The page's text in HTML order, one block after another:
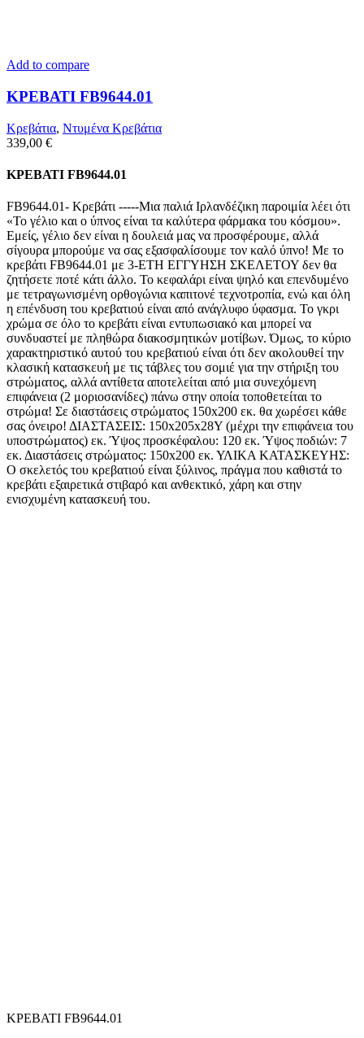
Add to compare
ΚΡΕΒΑΤΙ FB9644.01
Κρεβάτια, Ντυμένα Κρεβάτια
339,00 €
ΚΡΕΒΑΤΙ FB9644.01
FB9644.01- Κρεβάτι -----Μια παλιά Ιρλανδέζικη παροιμία λέει ότι
«Το γέλιο και ο ύπνος είναι τα καλύτερα φάρμακα του κόσμου».
Εμείς, γέλιο δεν είναι η δουλειά μας να προσφέρουμε, αλλά
σίγουρα μπορούμε να σας εξασφαλίσουμε τον καλό ύπνο! Με το
κρεβάτι FB9644.01 με 3-ΕΤΗ ΕΓΓΥΗΣΗ ΣΚΕΛΕΤΟΥ δεν θα
ζητήσετε ποτέ κάτι άλλο. Το κεφαλάρι είναι ψηλό και επενδυμένο
με τετραγωνισμένη ορθογώνια καπιτονέ τεχνοτροπία, ενώ και όλη
η επένδυση του κρεβατιού είναι από ανάγλυφο ύφασμα. Το γκρι
χρώμα σε όλο το κρεβάτι είναι εντυπωσιακό και μπορεί να
συνδυαστεί με πληθώρα διακοσμητικών μοτίβων. Όμως, το κύριο
χαρακτηριστικό αυτού του κρεβατιού είναι ότι δεν ακολουθεί την
κλασική κατασκευή με τις τάβλες του σομιέ για την στήριξη του
στρώματος, αλλά αντίθετα αποτελείται από μια συνεχόμενη
επιφάνεια (2 μοριοσανίδες) πάνω στην οποία τοποθετείται το
στρώμα! Σε διαστάσεις στρώματος 150x200 εκ. θα χωρέσει κάθε
σας όνειρο! ΔΙΑΣΤΑΣΕΙΣ: 150x205x28Υ (μέχρι την επιφάνεια του
υποστρώματος) εκ. Ύψος προσκέφαλου: 120 εκ. Ύψος ποδιών: 7
εκ. Διαστάσεις στρώματος: 150x200 εκ. ΥΛΙΚΑ ΚΑΤΑΣΚΕΥΗΣ:
Ο σκελετός του κρεβατιού είναι ξύλινος, πράγμα που καθιστά το
κρεβάτι εξαιρετικά στιβαρό και ανθεκτικό, χάρη και στην
ενισχυμένη κατασκευή του.
ΚΡΕΒΑΤΙ FB9644.01